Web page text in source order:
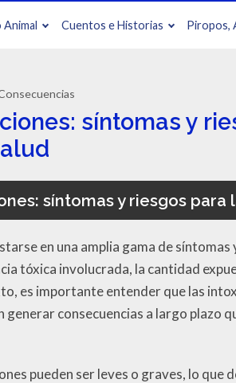
Animal Cuentos e Historias Piropos,
síntomas y
síntomas y riesgos para
en una amplia gama de síntomas
tóxica involucrada, la cantidad
es importante entender que las
consecuencias a largo plazo
pueden ser leves o graves, lo que